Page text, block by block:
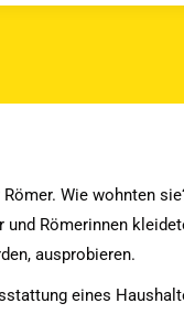
Wie wohnten
Römerinnen
ausprobieren.
eines